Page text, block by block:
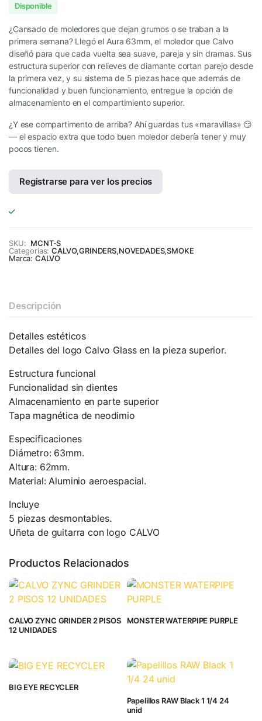
Disponible
¿Cansado de moledores que dejan grumos o se traban a la
primera semana? Llegó el Aura 63mm, el moledor que Calvo
diseñó para que cada vuelta sea suave, pareja y sin dramas. Sus
estructura superior con relieves de diamante cortan parejo desde
la primera vez, y su sistema de 5 piezas hace que además de
funcionalidad y buen funcionamiento, entregue la opción de
almacenamiento en el compartimiento superior.
¿Y ese compartimento de arriba? Ahí guardas tus «maravillas» 😏
— el espacio extra que todo buen moledor debería tener y muy
pocos tienen.
Registrarse para ver los precios
SKU: MCNT-S
Categorias: CALVO,GRINDERS,NOVEDADES,SMOKE
Marca: CALVO
Descripción
Detalles estéticos
Detalles del logo Calvo Glass en la pieza superior.
Estructura funcional
Funcionalidad sin dientes
Almacenamiento en parte superior
Tapa magnética de neodimio
Especificaciones
Diámetro: 63mm.
Altura: 62mm.
Material: Aluminio aeroespacial.
Incluye
5 piezas desmontables.
Uñeta de guitarra con logo CALVO
Productos Relacionados
CALVO ZYNC GRINDER 2 PISOS
12 UNIDADES
MONSTER WATERPIPE PURPLE
BIG EYE RECYCLER
Papelillos RAW Black 1 1/4 24
unid